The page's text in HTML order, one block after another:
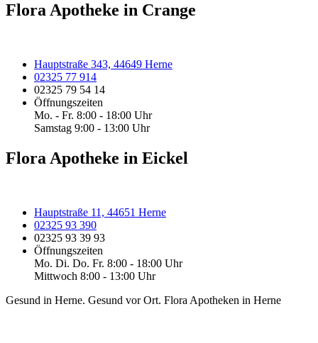
Flora Apotheke in Crange
Hauptstraße 343, 44649 Herne
02325 77 914
02325 79 54 14
Öffnungszeiten
Mo. - Fr. 8:00 - 18:00 Uhr
Samstag 9:00 - 13:00 Uhr
Flora Apotheke in Eickel
Hauptstraße 11, 44651 Herne
02325 93 390
02325 93 39 93
Öffnungszeiten
Mo. Di. Do. Fr. 8:00 - 18:00 Uhr
Mittwoch 8:00 - 13:00 Uhr
Gesund in Herne. Gesund vor Ort. Flora Apotheken in Herne